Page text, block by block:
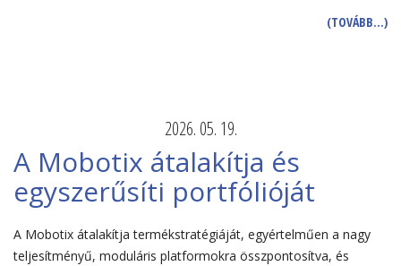
(TOVÁBB…)
2026. 05. 19.
A Mobotix átalakítja és
egyszerűsíti portfólióját
A Mobotix átalakítja termékstratégiáját, egyértelműen a nagy
teljesítményű, moduláris platformokra összpontosítva, és